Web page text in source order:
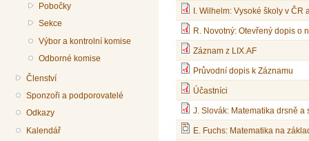
Pobočky
Sekce
Výbor a kontrolní komise
Odborné komise
Členství
Sponzoři a podporovatelé
Odkazy
Kalendář
I. Wilhelm: Vysoké školy v
R. Novotný: Otevřený dopis o
Záznam z LIX.AF
Průvodní dopis k Záznamu
Účastníci
J. Slovák: Matematika drsně
E. Fuchs: Matematika na